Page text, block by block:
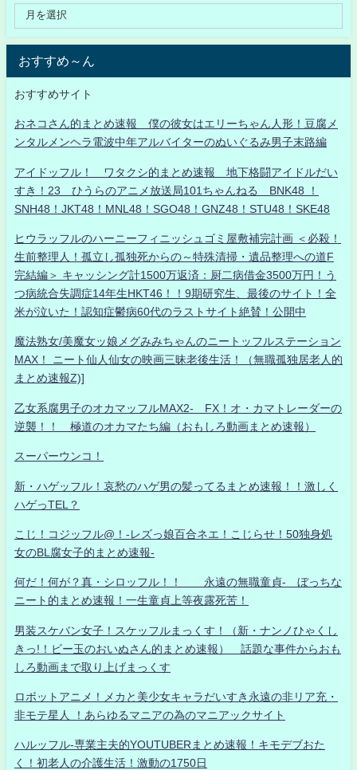
おすすめ～ん
おすすめサイト
おネコさん的まとめ速報 僕の彼女はエリーちゃん人形！豆腐メ
ンタルメンヘラ電波中年アルバイターのぬいぐるみ男子末路編
アイドッフル！ ワタクシ的まとめ速報 地下格闘アイドルだい
すき！23 ひうらのアニメ放送局101ちゃんねる BNK48 ！
SNH48！JKT48！MNL48！SGO48！GNZ48！STU48！SKE48
ヒウラッフルのハーニーフィニッシュゴミ屋敷補完計画 ＜必殺！
生前整理人！孤立し孤独死からの～特殊清掃・遺品整理への道F
完結編＞ キャッシング計1500万返済：厨二病借金3500万円！う
つ病統合失調症14年生HKT46！！9期研究生、最後のサイト！全
米が泣いた！認知症鬱病60代のラストサイト絶賛！公開中
魔法熟女/美魔女ッ娘メグみみちゃんのニートッフルステーション
MAX！ ニート仙人仙女の映画三昧老後生活！（無職孤独居老人的
まとめ速報Z)]
乙女系腐男子のオカマッフルMAX2- FX！オ・カマトレーダーの
逆襲！！ 極道のオカマたち編（おもしろ動画まとめ速報）
スーパーウンコ！
新・ハゲッフル！哀愁のハゲ男の髪ってるまとめ速報！！激しく
ハゲっTEL？
こじ！コジッフル@！-レズっ娘百合ネエ！こじらせ！50独身処
女のBL腐女子的まとめ速報-
何だ！何が？真・シロッフル！！ 永遠の無職童貞- ぼっちな
ニート的まとめ速報！一生童貞上等夜露死苦！
男装スケバン女子！スケッフルまっくす！（新・ナンノひゃくし
きっ!！ビー玉のおいぬさん的まとめ速報） 話題な事件からおも
しろ動画まで取り上げまっくす
ロボットアニメ！メカと美少女キャラだいすき永遠の非リア充・
非モテ星人 ！あらゆるマニアの為のマニアックサイト
ハルッフル-専業主夫的YOUTUBERまとめ速報！キモデブおた
く！初老人の介護生活！激動の1750日